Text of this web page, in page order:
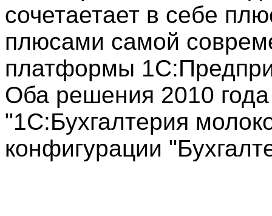
сочетаетает в себе
плюсами самой
платформы
Оба решения 2010
"1С:Бухгалтерия
конфигурации